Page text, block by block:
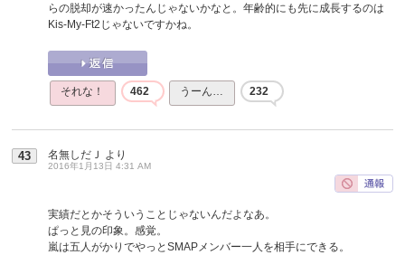
らの脱却が速かったんじゃないかなと。年齢的にも先に成長するのは
Kis-My-Ft2じゃないですかね。
それな！ 462 うーん… 232
43 名無しだＪ より
2016年1月13日 4:31 AM
実績だとかそういうことじゃないんだよなあ。
ぱっと見の印象。感覚。
嵐は五人がかりでやっとSMAPメンバー一人を相手にできる。